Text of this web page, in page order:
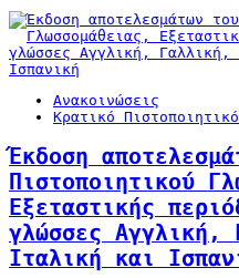
Ανακοινώσεις
Κρατικό
Έκδοση
Πιστοποιητικού
Εξεταστικής
γλώσσες Αγγλική,
Ιταλική και